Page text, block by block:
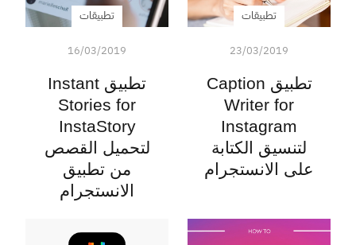
تطبيقات
23/03/2019
تطبيق Caption
Writer for
Instagram
لتنسيق الكتابة
على الانستجرام
تطبيقات
16/03/2019
تطبيق Instant
Stories for
InstaStory
لتحميل القصص
من تطبيق
الانستجرام